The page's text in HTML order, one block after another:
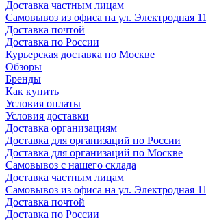
Доставка частным лицам
Самовывоз из офиса на ул. Электродная 11
Доставка почтой
Доставка по России
Курьерская доставка по Москве
Обзоры
Бренды
Как купить
Условия оплаты
Условия доставки
Доставка организациям
Доставка для организаций по России
Доставка для организаций по Москве
Самовывоз с нашего склада
Доставка частным лицам
Самовывоз из офиса на ул. Электродная 11
Доставка почтой
Доставка по России